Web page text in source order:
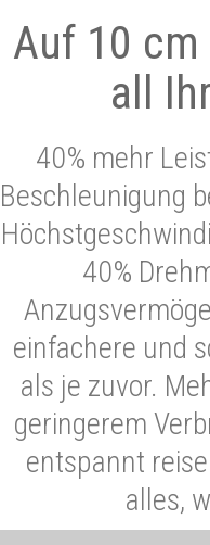
Auf 10
all
40% mehr
Beschleunigung
40%
einfachere und
als je zuvor.
geringerem
entspannt
alles,